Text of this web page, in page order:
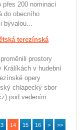
přes 200 nominací
do obecního
bývalou...
terezínská
prostory
Králíkách v hudební
opery
chlapecký sbor
pod vedením
14 15 16 > >>